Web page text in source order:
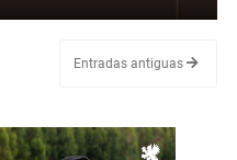
Entradas antiguas